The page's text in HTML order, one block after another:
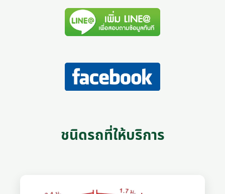
ชนิดรถที่ให้บริการ